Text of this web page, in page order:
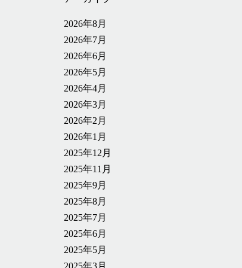
2026年8月
2026年7月
2026年6月
2026年5月
2026年4月
2026年3月
2026年2月
2026年1月
2025年12月
2025年11月
2025年9月
2025年8月
2025年7月
2025年6月
2025年5月
2025年3月